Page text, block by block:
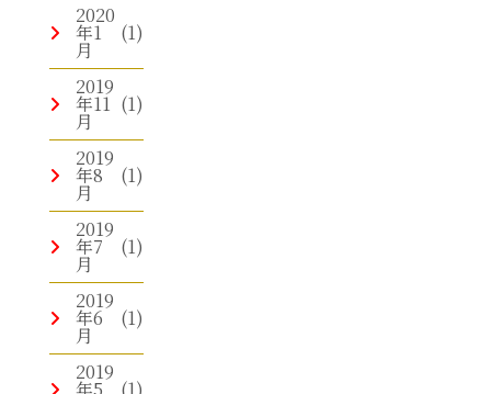
2020
年1
月
(1)
2019
年11
月
(1)
2019
年8
月
(1)
2019
年7
月
(1)
2019
年6
月
(1)
2019
年5 (1)